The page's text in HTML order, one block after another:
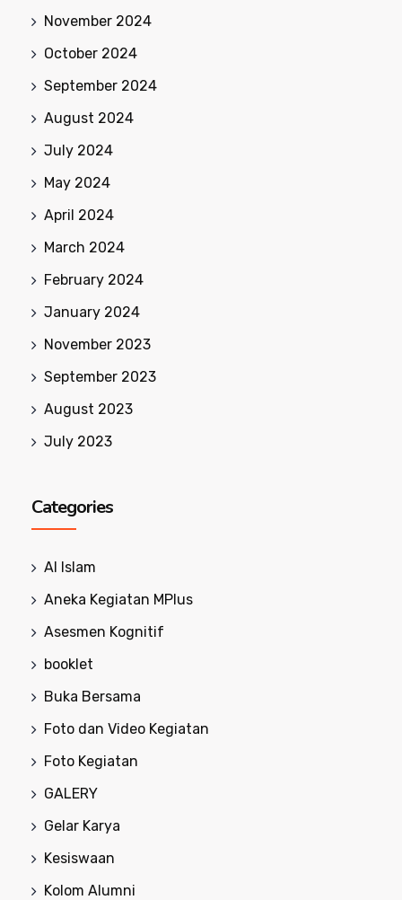
November 2024
October 2024
September 2024
August 2024
July 2024
May 2024
April 2024
March 2024
February 2024
January 2024
November 2023
September 2023
August 2023
July 2023
Categories
Al Islam
Aneka Kegiatan MPlus
Asesmen Kognitif
booklet
Buka Bersama
Foto dan Video Kegiatan
Foto Kegiatan
GALERY
Gelar Karya
Kesiswaan
Kolom Alumni